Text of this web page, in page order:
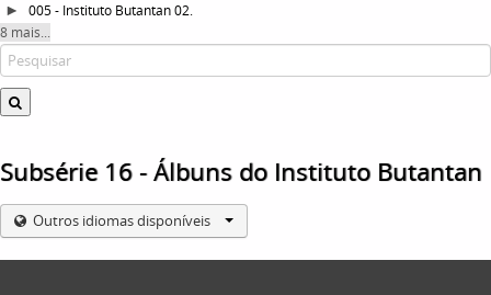
005 - Instituto Butantan 02.
8 mais...
Subsérie 16 - Álbuns do Instituto Butantan
Outros idiomas disponíveis